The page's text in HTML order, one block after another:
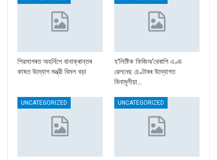
শিৱসাগৰত অহৰ্নিশে বানাক্ৰান্তৰ
কাষত উদ্যোগ মন্ত্রী বিমল বড়া
হ’লিষ্টিক ফিজিঅ’থেৰাপি এণ্ড
ৱেলনেছ চেণ্টাৰৰ উদ্যোগত
বিনামূলীয়া…
UNCATEGORIZED UNCATEGORIZED